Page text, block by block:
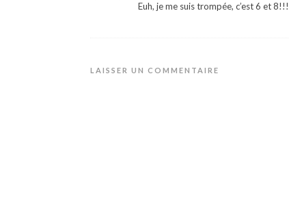
Euh, je me suis trompée, c’est 6 et 8!!!
LAISSER UN COMMENTAIRE